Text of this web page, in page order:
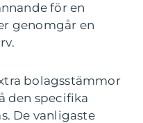
för en
genomgår en
bolagsstämmor
den specifika
De vanligaste